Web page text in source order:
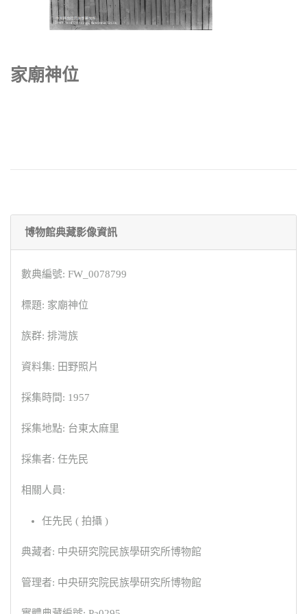
家廟神位
博物館典藏影像資訊
數典編號: FW_0078799
標題: 家廟神位
族群: 排灣族
資料集: 田野照片
採集時間: 1957
採集地點: 台東太麻里
採集者: 任先民
相關人員:
任先民 ( 拍攝 )
典藏者: 中央研究院民族學研究所博物館
管理者: 中央研究院民族學研究所博物館